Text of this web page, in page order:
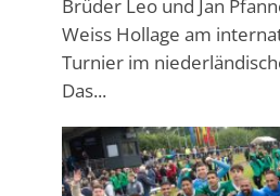
Brüder Leo und Jan
Weiss Hollage am
Turnier im
Das...